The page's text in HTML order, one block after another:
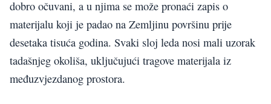
dobro očuvani, a u njima se može pronaći zapis o
materijalu koji je padao na Zemljinu površinu prije
desetaka tisuća godina. Svaki sloj leda nosi mali uzorak
tadašnjeg okoliša, uključujući tragove materijala iz
međuzvjezdanog prostora.